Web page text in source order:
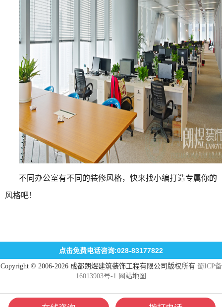
不同办公室有不同的装修风格，快来找小编打造专属你的
风格吧！
点击免费电话咨询:028-83177822
Copyright © 2006-2026 成都朗煜建筑装饰工程有限公司版权所有 蜀ICP备
16013903号-1 网站地图